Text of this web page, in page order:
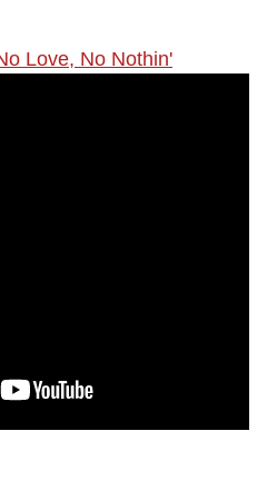
Love, No Nothin'